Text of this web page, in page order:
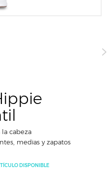
cabeza
medias y zapatos
DISPONIBLE